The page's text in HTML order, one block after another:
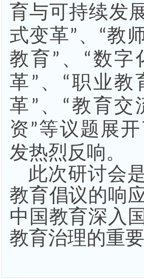
育与可持续发
式变革” 、 “教
教育” 、 “数字
革 ” 、 “职业教
革 ” 、 “教育交
资”等议题展
发热烈反响。
此次研讨会
教育倡议的响
中国教育深入
教育治理的重